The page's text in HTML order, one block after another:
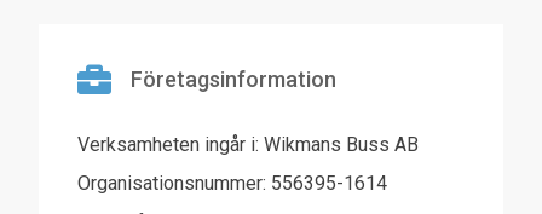
Företagsinformation
Verksamheten ingår i: Wikmans Buss AB
Organisationsnummer: 556395-1614